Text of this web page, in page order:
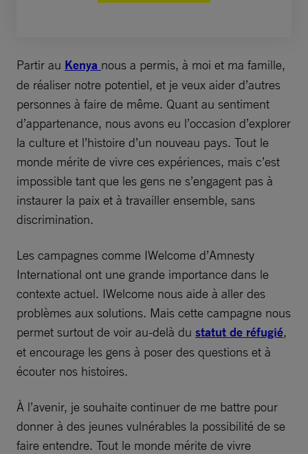
Partir au Kenya nous a permis, à moi et ma famille,
de réaliser notre potentiel, et je veux aider d’autres
personnes à faire de même. Quant au sentiment
d’appartenance, nous avons eu l’occasion d’explorer
la culture et l’histoire d’un nouveau pays. Tout le
monde mérite de vivre ces expériences, mais c’est
impossible tant que les gens ne s’engagent pas à
instaurer la paix et à travailler ensemble, sans
discrimination.
Les campagnes comme IWelcome d’Amnesty
International ont une grande importance dans le
contexte actuel. IWelcome nous aide à aller des
problèmes aux solutions. Mais cette campagne nous
permet surtout de voir au-delà du statut de réfugié,
et encourage les gens à poser des questions et à
écouter nos histoires.
À l’avenir, je souhaite continuer de me battre pour
donner à des jeunes vulnérables la possibilité de se
faire entendre. Tout le monde mérite de vivre